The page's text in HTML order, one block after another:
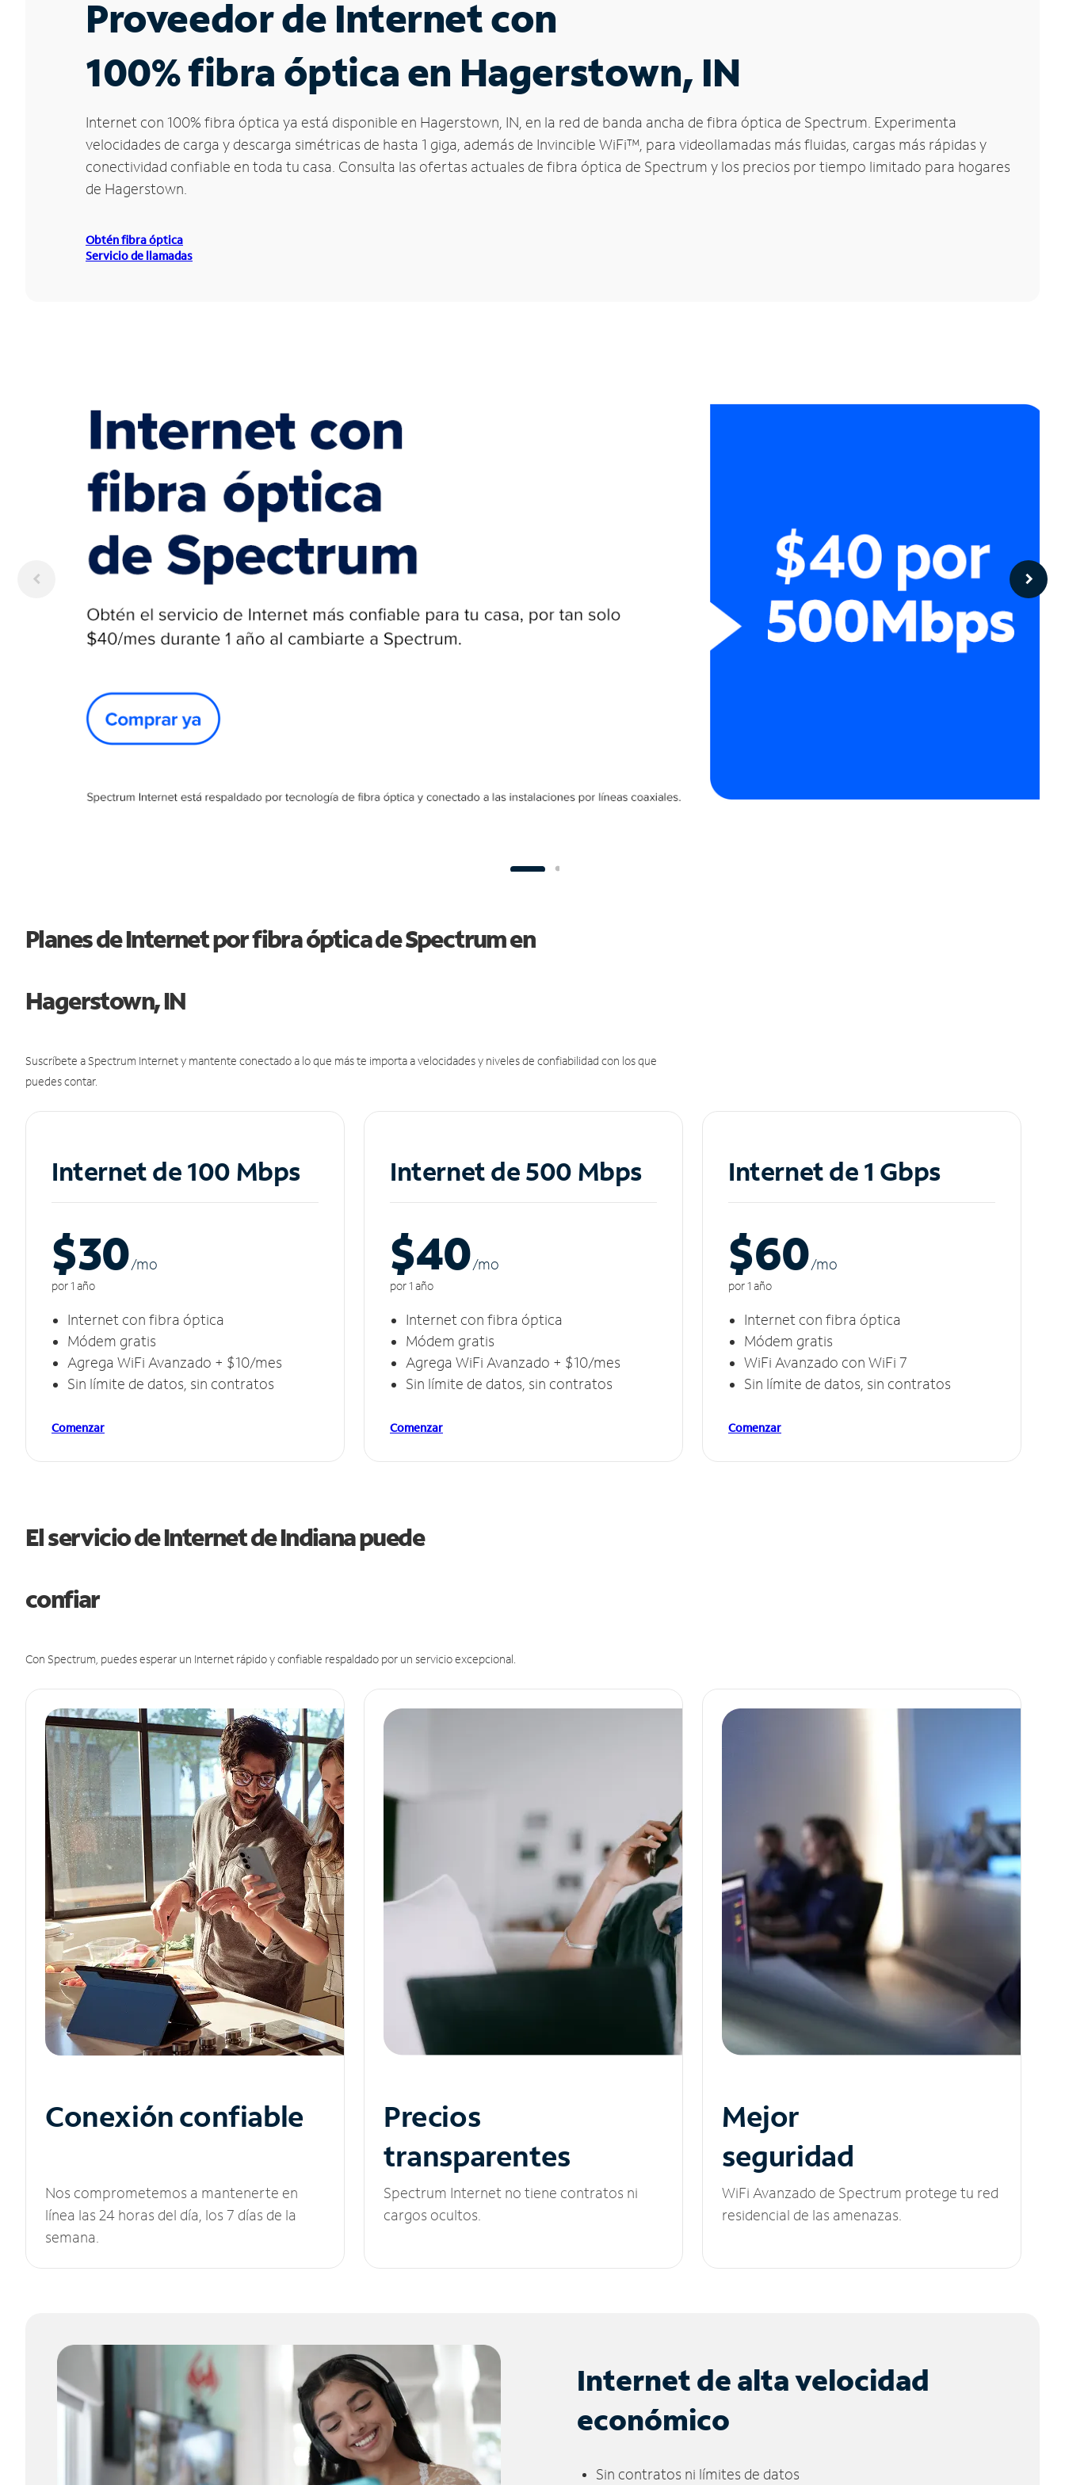
Proveedor de Internet con
100% fibra óptica en Hagerstown, IN
Internet con 100% fibra óptica ya está disponible en Hagerstown, IN, en la red de banda ancha de fibra óptica de Spectrum. Experimenta
velocidades de carga y descarga simétricas de hasta 1 giga, además de Invincible WiFi™, para videollamadas más fluidas, cargas más rápidas y
conectividad confiable en toda tu casa. Consulta las ofertas actuales de fibra óptica de Spectrum y los precios por tiempo limitado para hogares
de Hagerstown.
Obtén fibra óptica
Servicio de llamadas
Planes de Internet por fibra óptica de Spectrum en
Hagerstown, IN
Suscríbete a Spectrum Internet y mantente conectado a lo que más te importa a velocidades y niveles de confiabilidad con los que
puedes contar.
Internet de 100 Mbps
$30/mo
por 1 año
Internet con fibra óptica
Módem gratis
Agrega WiFi Avanzado + $10/mes
Sin límite de datos, sin contratos
Comenzar
Internet de 500 Mbps
$40/mo
por 1 año
Internet con fibra óptica
Módem gratis
Agrega WiFi Avanzado + $10/mes
Sin límite de datos, sin contratos
Comenzar
Internet de 1 Gbps
$60/mo
por 1 año
Internet con fibra óptica
Módem gratis
WiFi Avanzado con WiFi 7
Sin límite de datos, sin contratos
Comenzar
El servicio de Internet de Indiana puede
confiar
Con Spectrum, puedes esperar un Internet rápido y confiable respaldado por un servicio excepcional.
Conexión confiable
Nos comprometemos a mantenerte en
línea las 24 horas del día, los 7 días de la
semana.
Precios
transparentes
Spectrum Internet no tiene contratos ni
cargos ocultos.
Mejor
seguridad
WiFi Avanzado de Spectrum protege tu red
residencial de las amenazas.
Internet de alta velocidad
económico
Sin contratos ni límites de datos